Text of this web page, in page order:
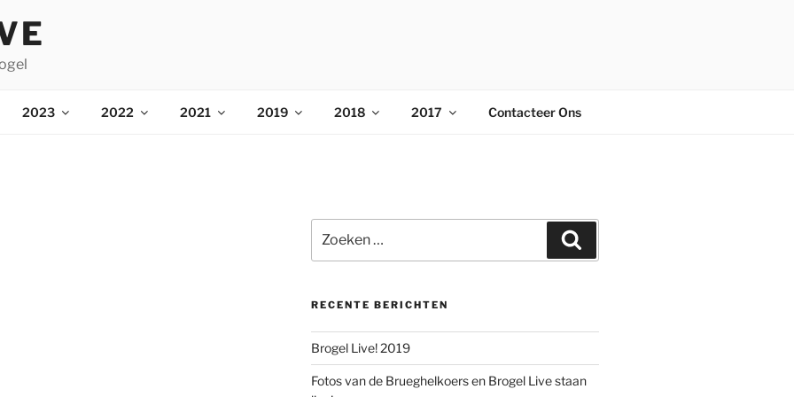
2023 2022 2021 2019 2018 2017 Contacteer Ons
naar:
RECENTE BERICHTEN
Brogel Live! 2019
Fotos van de Brueghelkoers en Brogel Live staan